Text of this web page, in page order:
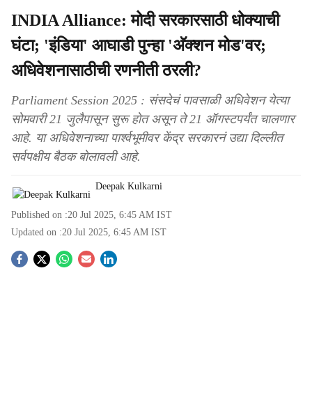
INDIA Alliance: मोदी सरकारसाठी धोक्याची
घंटा; 'इंडिया' आघाडी पुन्हा 'अ‍ॅक्शन मोड'वर;
अधिवेशनासाठीची रणनीती ठरली?
Parliament Session 2025 : संसदेचं पावसाळी अधिवेशन येत्या
सोमवारी 21 जुलैपासून सुरू होत असून ते 21 ऑगस्टपर्यंत चालणार
आहे. या अधिवेशनाच्या पार्श्वभूमीवर केंद्र सरकारनं उद्या दिल्लीत
सर्वपक्षीय बैठक बोलावली आहे.
Deepak Kulkarni
Published on :20 Jul 2025, 6:45 AM IST
Updated on :20 Jul 2025, 6:45 AM IST
S